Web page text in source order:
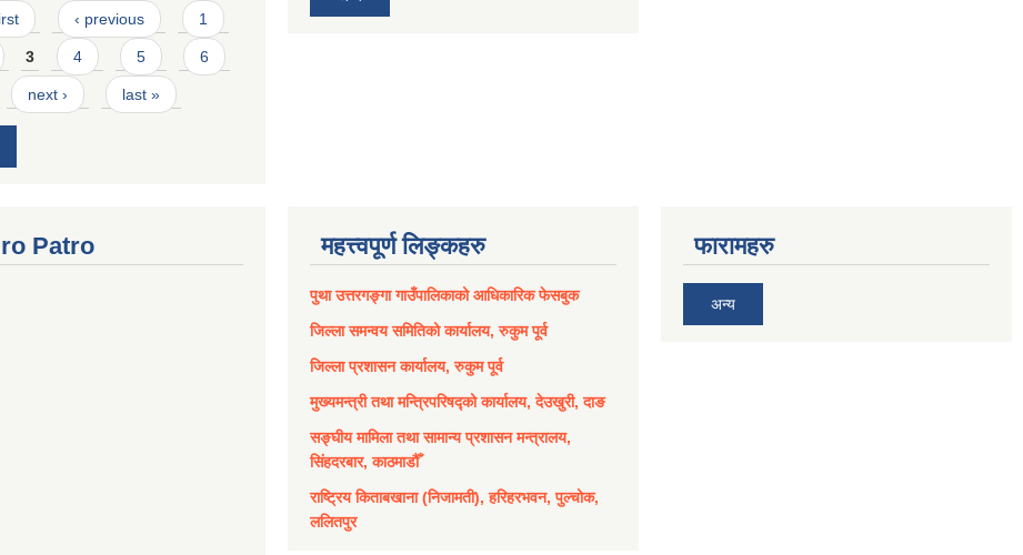
‹ previous 1
3 4 5 6
next › last »
Patro महत्त्वपूर्ण लिङ्कहरु
पुथा उत्तरगङ्गा गाउँपालिकाको आधिकारिक फेसबुक
जिल्ला समन्वय समितिको कार्यालय, रुकुम पूर्व
जिल्ला प्रशासन कार्यालय, रुकुम पूर्व
मुख्यमन्त्री तथा मन्त्रिपरिषद्को कार्यालय, देउखुरी, दाङ
सङ्घीय मामिला तथा सामान्य प्रशासन मन्त्रालय,
सिंहदरबार, काठमाडौँ
राष्ट्रिय किताबखाना (निजामती), हरिहरभवन, पुल्चोक,
ललितपुर
फारामहरु
अन्य